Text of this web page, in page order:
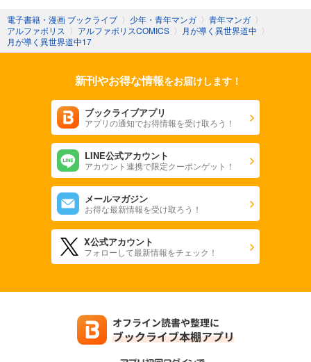
電子書籍・漫画 ブックライブ 〉 少年・青年マンガ 〉 青年マンガ 〉
アルファポリス 〉 アルファポリスCOMICS 〉 月が導く異世界道中 〉
月が導く異世界道中17
新刊やお得な情報をお届けします！
ブックライブアプリ
アプリの通知でお得情報を受け取ろう！
LINE公式アカウント
アカウント連携で限定クーポンゲット！
メールマガジン
お得な最新情報を受け取ろう！
X公式アカウント
フォローして最新情報をチェック！